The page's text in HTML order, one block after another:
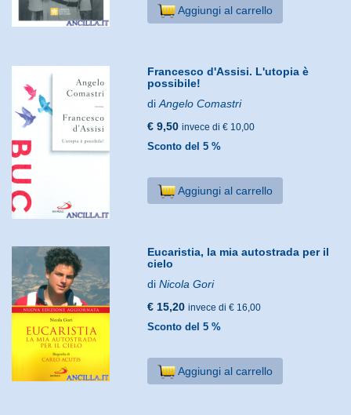
Aggiungi al carrello
Francesco d'Assisi. L'utopia è
possibile!
diAngelo Comastri
€ 9,50 invece di € 10,00
Sconto del 5 %
Aggiungi al carrello
Eucaristia, la mia autostrada per il
cielo
diNicola Gori
€ 15,20 invece di € 16,00
Sconto del 5 %
Aggiungi al carrello